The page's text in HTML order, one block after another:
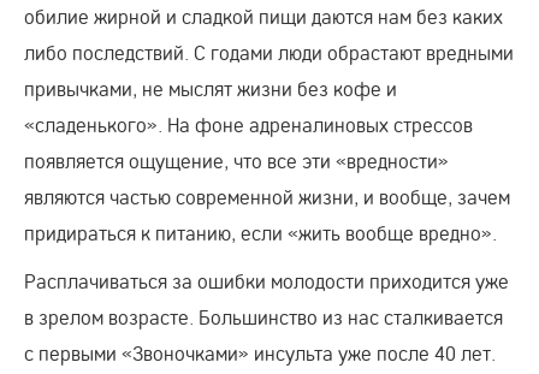
обилие жирной и сладкой пищи даются нам без каких
либо последствий. С годами люди обрастают вредными
привычками, не мыслят жизни без кофе и
«сладенького». На фоне адреналиновых стрессов
появляется ощущение, что все эти «вредности»
являются частью современной жизни, и вообще, зачем
придираться к питанию, если «жить вообще вредно».
Расплачиваться за ошибки молодости приходится уже
в зрелом возрасте. Большинство из нас сталкивается
с первыми «Звоночками» инсульта уже после 40 лет.